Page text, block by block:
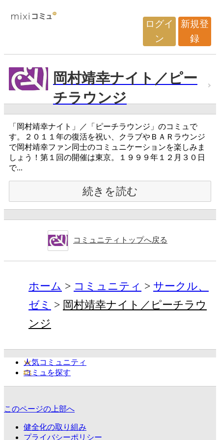
ログイ
ン
新規登
録
岡村靖幸ナイト／ピー
チラウンジ
「岡村靖幸ナイト」／「ピーチラウンジ」のコミュで
す。２０１１年の復活を祝い、クラブやＢＡＲラウンジ
で岡村靖幸ファン同士のコミュニケーションを楽しみま
しょう！第１回の開催は東京。１９９９年１２月３０日
で...
続きを読む
コミュニティトップへ戻る
ホーム コミュニティ
サークル、
ゼミ
岡村靖幸ナイト／ピーチラウ
ンジ
人気コミュニティ
コミュを探す
このページの上部へ
健全化の取り組み
プライバシーポリシー